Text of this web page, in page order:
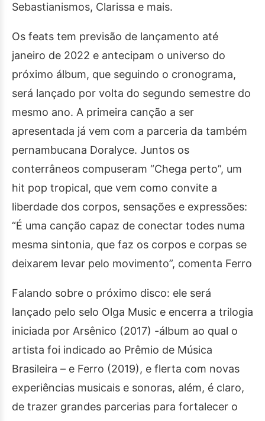
Sebastianismos, Clarissa e mais.
Os feats tem previsão de lançamento até
janeiro de 2022 e antecipam o universo do
próximo álbum, que seguindo o cronograma,
será lançado por volta do segundo semestre do
mesmo ano. A primeira canção a ser
apresentada já vem com a parceria da também
pernambucana Doralyce. Juntos os
conterrâneos compuseram “Chega perto”, um
hit pop tropical, que vem como convite a
liberdade dos corpos, sensações e expressões:
“É uma canção capaz de conectar todes numa
mesma sintonia, que faz os corpos e corpas se
deixarem levar pelo movimento”, comenta Ferro
Falando sobre o próximo disco: ele será
lançado pelo selo Olga Music e encerra a trilogia
iniciada por Arsênico (2017) -álbum ao qual o
artista foi indicado ao Prêmio de Música
Brasileira – e Ferro (2019), e flerta com novas
experiências musicais e sonoras, além, é claro,
de trazer grandes parcerias para fortalecer o